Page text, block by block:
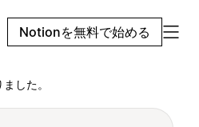
Notionを無料で始める
した。